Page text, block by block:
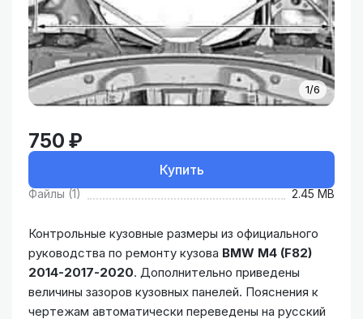
1/6
750 ₽
Купить
Файлы (1) 2.45 MB
Контрольные кузовные размеры из официального
руководства по ремонту кузова BMW M4 (F82)
2014-2017-2020. Дополнительно приведены
величины зазоров кузовных панелей. Пояснения к
чертежам автоматически переведены на русский